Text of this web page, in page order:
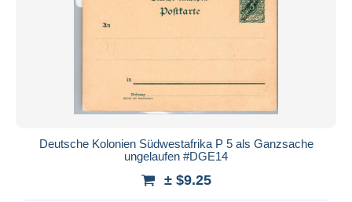
Deutsche Kolonien Südwestafrika P 5 als Ganzsache
ungelaufen #DGE14
± $9.25